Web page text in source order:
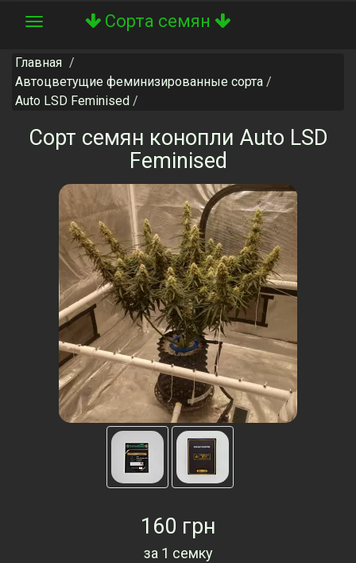
Сорта семян
Toggle
Главная
Автоцветущие феминизированные сорта
Auto LSD Feminised
Сорт семян конопли Auto LSD
Feminised
160 грн
за 1 семку